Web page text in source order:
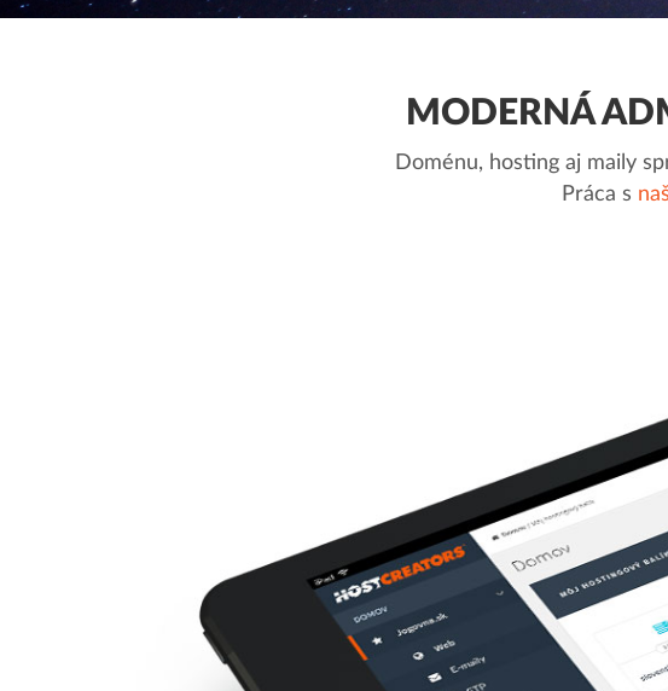
MODERNÁ
Doménu, hosting aj maily
Práca s